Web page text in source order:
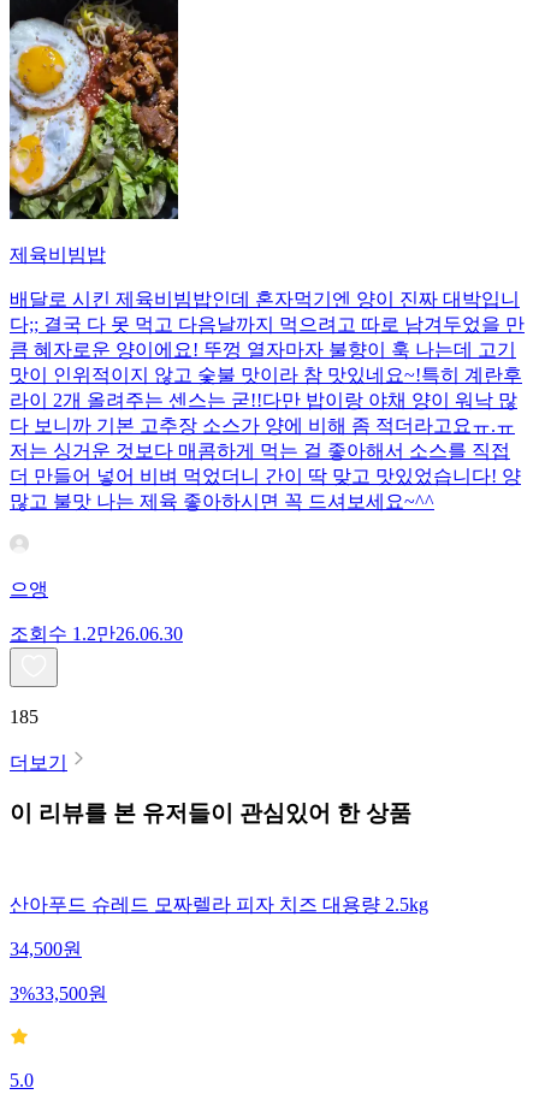
제육비빔밥
배달로 시킨 제육비빔밥인데 혼자먹기엔 양이 진짜 대박입니
다;; 결국 다 못 먹고 다음날까지 먹으려고 따로 남겨두었을 만
큼 혜자로운 양이에요! 뚜껑 열자마자 불향이 훅 나는데 고기
맛이 인위적이지 않고 숯불 맛이라 참 맛있네요~!특히 계란후
라이 2개 올려주는 센스는 굳!! ​다만 밥이랑 야채 양이 워낙 많
다 보니까 기본 고추장 소스가 양에 비해 좀 적더라고요ㅠ.ㅠ
저는 싱거운 것보다 매콤하게 먹는 걸 좋아해서 소스를 직접
더 만들어 넣어 비벼 먹었더니 간이 딱 맞고 맛있었습니다! 양
많고 불맛 나는 제육 좋아하시면 꼭 드셔보세요~^^
으앵
조회수 1.2만26.06.30
185
더보기
이 리뷰를 본 유저들이 관심있어 한 상품
산아푸드 슈레드 모짜렐라 피자 치즈 대용량 2.5kg
34,500원
3%33,500원
5.0